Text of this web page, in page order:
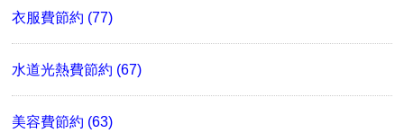
衣服費節約 (77)
水道光熱費節約 (67)
美容費節約 (63)